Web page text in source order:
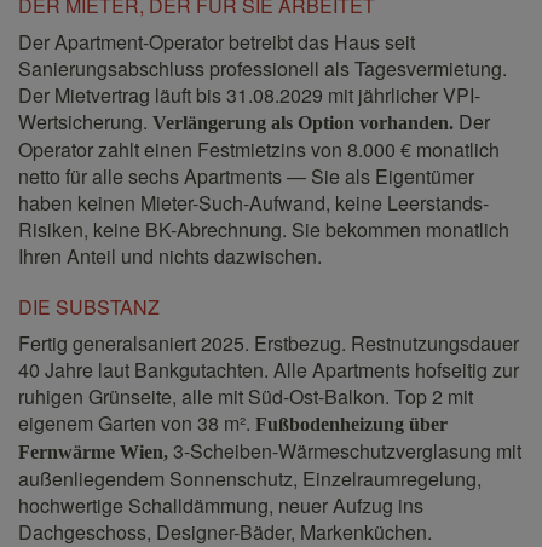
Der Apartment-Operator betreibt das Haus seit
Sanierungsabschluss professionell als Tagesvermietung.
Der Mietvertrag läuft bis 31.08.2029 mit jährlicher VPI-
Wertsicherung. Verlängerung als Option vorhanden. Der
Operator zahlt einen Festmietzins von 8.000 € monatlich
netto für alle sechs Apartments — Sie als Eigentümer
haben keinen Mieter-Such-Aufwand, keine Leerstands-
Risiken, keine BK-Abrechnung. Sie bekommen monatlich
Ihren Anteil und nichts dazwischen.
DIE SUBSTANZ
Fertig generalsaniert 2025. Erstbezug. Restnutzungsdauer
40 Jahre laut Bankgutachten. Alle Apartments hofseitig zur
ruhigen Grünseite, alle mit Süd-Ost-Balkon. Top 2 mit
eigenem Garten von 38 m². Fußbodenheizung über
Fernwärme Wien, 3-Scheiben-Wärmeschutzverglasung mit
außenliegendem Sonnenschutz, Einzelraumregelung,
hochwertige Schalldämmung, neuer Aufzug ins
Dachgeschoss, Designer-Bäder, Markenküchen.